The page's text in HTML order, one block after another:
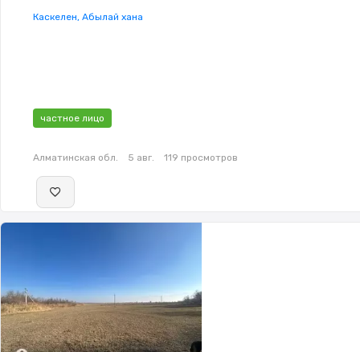
Каскелен, Абылай хана
частное лицо
Алматинская обл. 5 авг. 119 просмотров